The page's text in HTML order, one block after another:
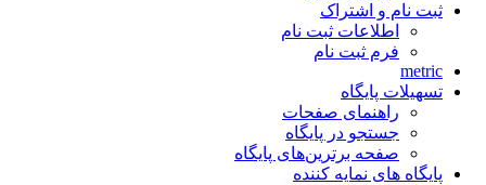
ثبت نام و اشتراک
اطلاعات ثبت نام
فرم ثبت نام
metric
تسهیلات پایگاه
راهنمای صفحات
جستجو در پایگاه
صفحه برترین‌های پایگاه
پایگاه های نمایه کننده